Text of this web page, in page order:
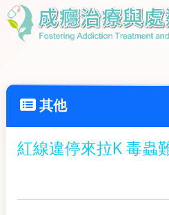
其他
紅線違停來拉K 毒蟲